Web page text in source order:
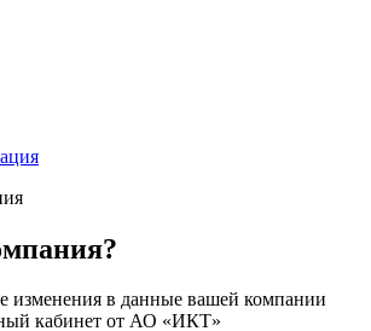
изменения в данные вашей компании
кабинет от АО «ИКТ»